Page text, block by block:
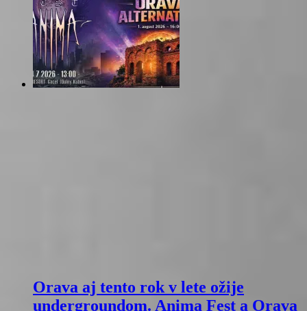
Orava aj tento rok v lete ožije
undergroundom. Anima Fest a Orava